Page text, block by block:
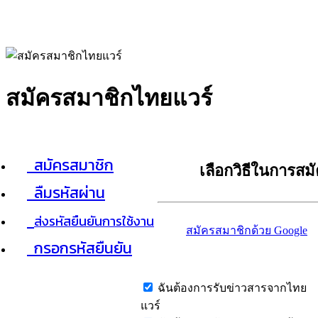
สมัครสมาชิกไทยแวร์
สมัครสมาชิก
ลืมรหัสผ่าน
ส่งรหัสยืนยันการใช้งาน
กรอกรหัสยืนยัน
เลือกวิธีในการส
สมัครสมาชิกด้วย Google
ฉันต้องการรับข่าวสารจากไทย
แวร์